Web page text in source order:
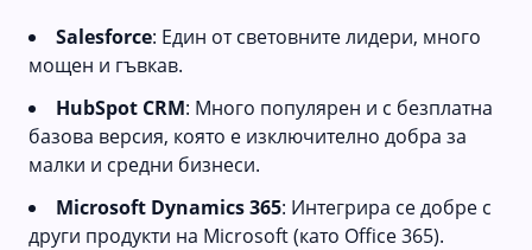
Salesforce: Един от световните лидери, много
мощен и гъвкав.
HubSpot CRM: Много популярен и с безплатна
базова версия, която е изключително добра за
малки и средни бизнеси.
Microsoft Dynamics 365: Интегрира се добре с
други продукти на Microsoft (като Office 365).